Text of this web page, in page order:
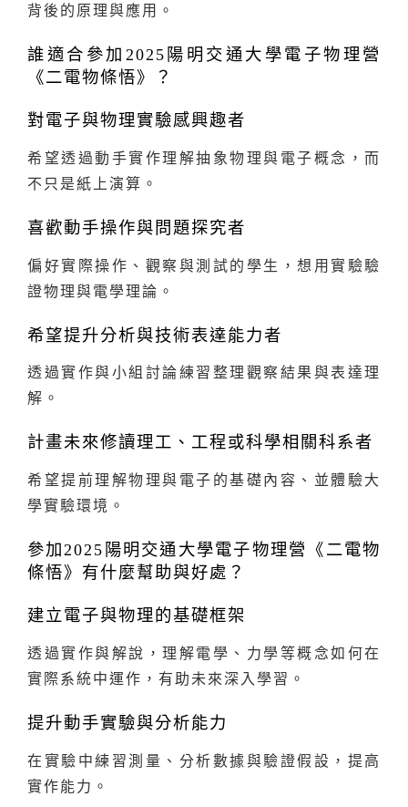
背後的原理與應用。
誰適合參加2025陽明交通大學電子物理營
《二電物條悟》？
對電子與物理實驗感興趣者
希望透過動手實作理解抽象物理與電子概念，而
不只是紙上演算。
喜歡動手操作與問題探究者
偏好實際操作、觀察與測試的學生，想用實驗驗
證物理與電學理論。
希望提升分析與技術表達能力者
透過實作與小組討論練習整理觀察結果與表達理
解。
計畫未來修讀理工、工程或科學相關科系者
希望提前理解物理與電子的基礎內容、並體驗大
學實驗環境。
參加2025陽明交通大學電子物理營《二電物
條悟》有什麼幫助與好處？
建立電子與物理的基礎框架
透過實作與解說，理解電學、力學等概念如何在
實際系統中運作，有助未來深入學習。
提升動手實驗與分析能力
在實驗中練習測量、分析數據與驗證假設，提高
實作能力。